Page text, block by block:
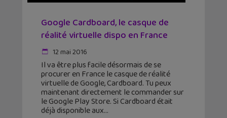
Google Cardboard, le casque de
réalité virtuelle dispo en France
12 mai 2016
Il va être plus facile désormais de se
procurer en France le casque de réalité
virtuelle de Google, Cardboard. Tu peux
maintenant directement le commander sur
le Google Play Store. Si Cardboard était
déjà disponible aux